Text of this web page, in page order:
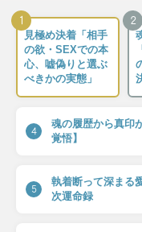
1
見極め決着「相手
の欲・SEXでの本
心、嘘偽りと選ぶ
べきかの実態」
2
4
魂の履歴から真印
覚悟】
5
執着断って深まる
次運命録